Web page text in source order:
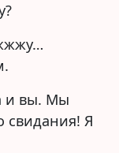
и вы. Мы
свидания! Я